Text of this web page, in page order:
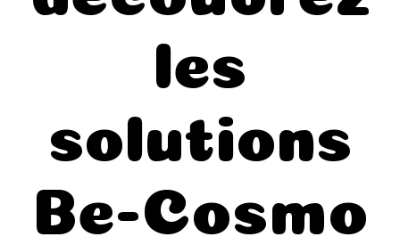
les
solutions
Be-Cosmo